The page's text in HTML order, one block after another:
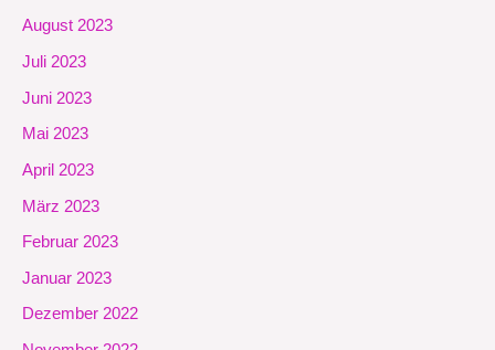
August 2023
Juli 2023
Juni 2023
Mai 2023
April 2023
März 2023
Februar 2023
Januar 2023
Dezember 2022